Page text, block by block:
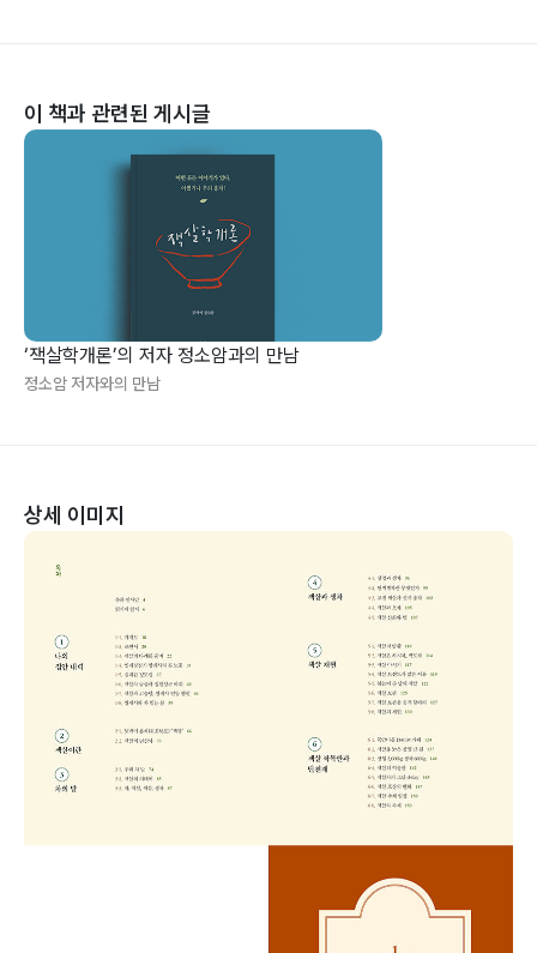
이 책과 관련된 게시글
‘잭살학개론’의 저자 정소암과의 만남
정소암 저자와의 만남
상세 이미지